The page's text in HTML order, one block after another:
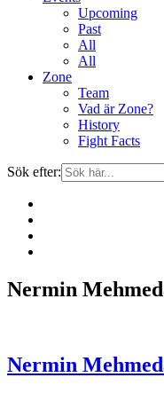
Upcoming
Past
All
All
Zone
Team
Vad är Zone?
History
Fight Facts
Sök efter:
Gå
vidare
Nermin
Nermin